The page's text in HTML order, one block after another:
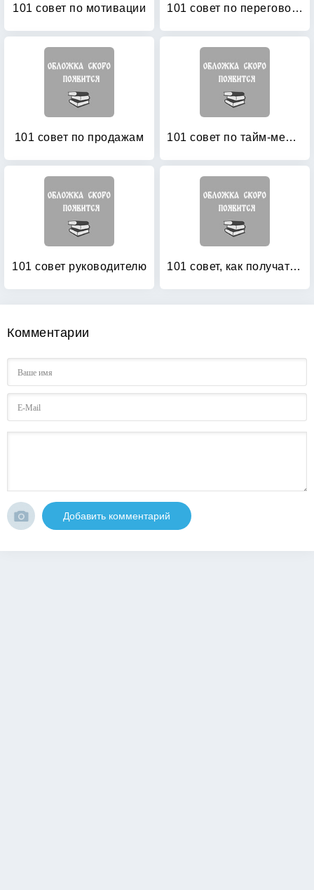
101 совет по мотивации 101 совет по переговорам
101 совет по продажам 101 совет по тайм-менеджменту
101 совет руководителю 101 совет, как получать радость от работы
Комментарии